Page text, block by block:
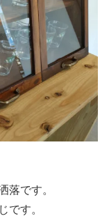
落です。
です。